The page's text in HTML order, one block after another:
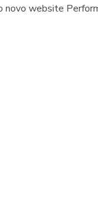
website